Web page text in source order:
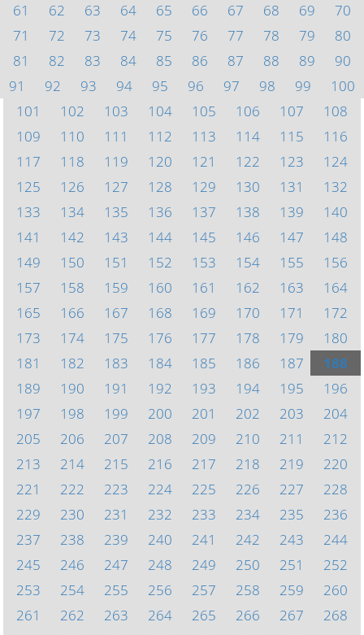
61
62 63 64 65 66 67 68 69
70
71
72 73 74 75 76 77 78 79
80
81
82 83 84 85 86 87 88 89
90
91
92 93 94 95 96 97 98 99
100
101
102 103 104 105 106 107
108
109
110 111 112 113 114 115
116
117
118 119 120 121 122 123
124
125
126 127 128 129 130 131
132
133
134 135 136 137 138 139
140
141
142 143 144 145 146 147
148
149
150 151 152 153 154 155
156
157
158 159 160 161 162 163
164
165
166 167 168 169 170 171
172
173
174 175 176 177 178 179
180
181
182 183 184 185 186 187
188
189
190 191 192 193 194 195
196
197
198 199 200 201 202 203
204
205
206 207 208 209 210 211
212
213
214 215 216 217 218 219
220
221
222 223 224 225 226 227
228
229
230 231 232 233 234 235
236
237
238 239 240 241 242 243
244
245
246 247 248 249 250 251
252
253
254 255 256 257 258 259
260
261
262 263 264 265 266 267
268